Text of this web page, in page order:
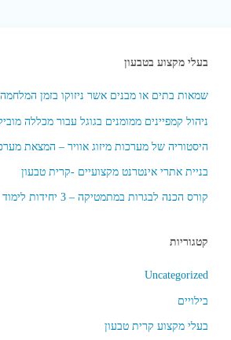
בעלי מקצוע בטבעון
שמאות בתים או מבנים אשר ניזוקו בזמן המלחמה -
ניהול קמפיינים ממומנים בגוגל עבור מכללה
היסטוריה של מערכות מיזוג אוויר – המצאת
בניית אתרי אינטרנט מקצועיים -קרית טבעון
קורס הכנה לבגרות במתמטיקה – 3 יחידות לימוד
קטגוריות
Uncategorized
בילויים
בעלי מקצוע קרית טבעון